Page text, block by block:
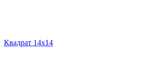
Квадрат 14х14